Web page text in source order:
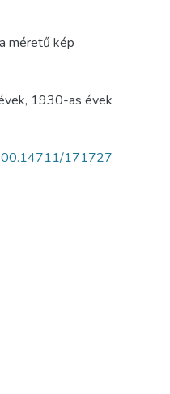
méretű kép
, 1930-as évek
171727